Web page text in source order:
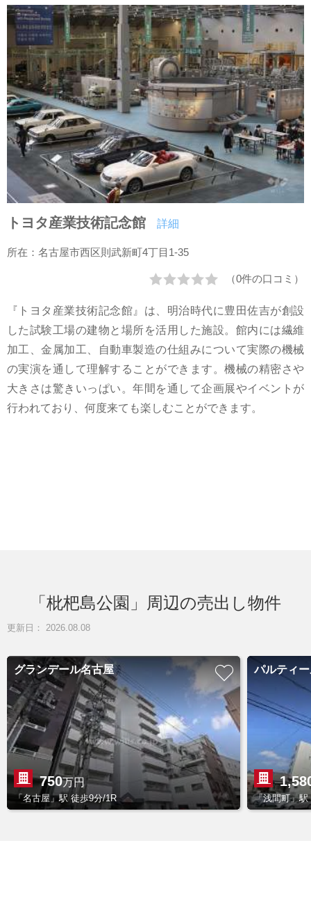
トヨタ産業技術記念館 詳細
所在：名古屋市西区則武新町4丁目1-35
（0件の口コミ）
『トヨタ産業技術記念館』は、明治時代に豊田佐吉が創設
した試験工場の建物と場所を活用した施設。館内には繊維
加工、金属加工、自動車製造の仕組みについて実際の機械
の実演を通して理解することができます。機械の精密さや
大きさは驚きいっぱい。年間を通して企画展やイベントが
行われており、何度来ても楽しむことができます。
「枇杷島公園」周辺の売出し物件
更新日： 2026.08.08
グランデール名古屋
750万円
「名古屋」駅 徒歩9分/1R
パルティ
「浅間町」